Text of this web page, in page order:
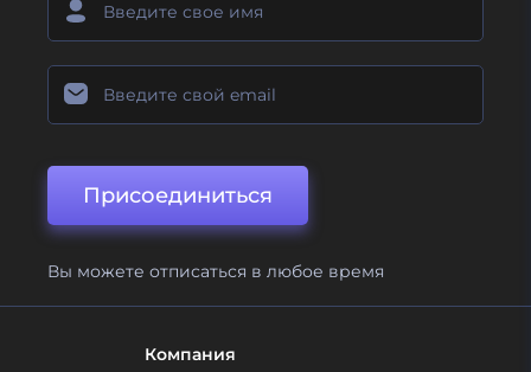
Присоединиться
Вы можете отписаться в любое время
Компания